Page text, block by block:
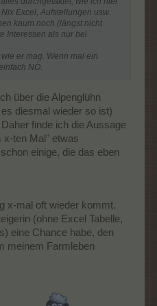
Excel, Aufstellungen usw.
kaum noch (längst nicht
Interessen als nur bei
er mag. Wenn mal ein
NÖ.
über die Alpenglühn
es diesmal wieder so ist)
finde ich die Aussage
x-ten Mal" etwas
einige, die das eben
x-mal oft wieder kommt.
(ohne Excel Tabelle,
eine Chance habe, den
meinem Farmleben